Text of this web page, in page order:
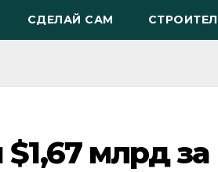
СДЕЛАЙ САМ
млрд за